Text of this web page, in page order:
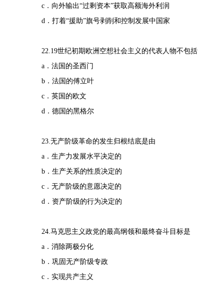
c．向外输出“过剩资本”获取高额海外利润
d．打着“援助”旗号剥削和控制发展中国家
22.19世纪初期欧洲空想社会主义的代表人物不包括
a．法国的圣西门
b．法国的傅立叶
c．英国的欧文
d．德国的黑格尔
23.无产阶级革命的发生归根结底是由
a．生产力发展水平决定的
b．生产关系的性质决定的
c．无产阶级的意愿决定的
d．资产阶级的行为决定的
24.马克思主义政党的最高纲领和最终奋斗目标是
a．消除两极分化
b．巩固无产阶级专政
c．实现共产主义